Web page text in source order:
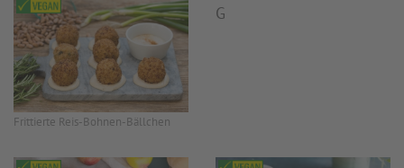
Frittierte Reis-Bohnen-Bällchen
G